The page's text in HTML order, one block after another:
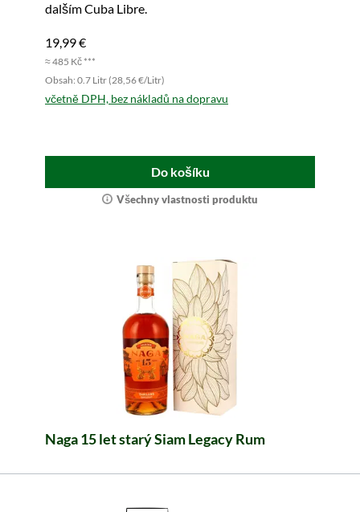
dalším Cuba Libre.
19,99 €
≈ 485 Kč ***
Obsah: 0.7 Litr (28,56 €/Litr)
včetně DPH, bez nákladů na dopravu
Do košíku
Všechny vlastnosti produktu
Naga 15 let starý Siam Legacy Rum